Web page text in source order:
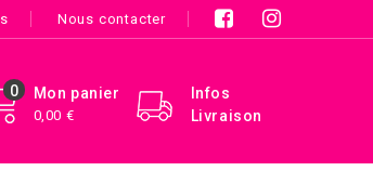
Nous contacter
Infos
Livraison
Mon panier
0,00 €
0